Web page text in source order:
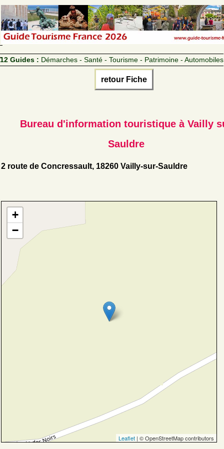
12 Guides : Démarches - Santé - Tourisme - Patrimoine - Automobiles
retour Fiche
Bureau d'information touristique à Vailly
Sauldre
2 route de Concressault, 18260 Vailly-sur-Sauldre
+
−
Leaflet | © OpenStreetMap contributors